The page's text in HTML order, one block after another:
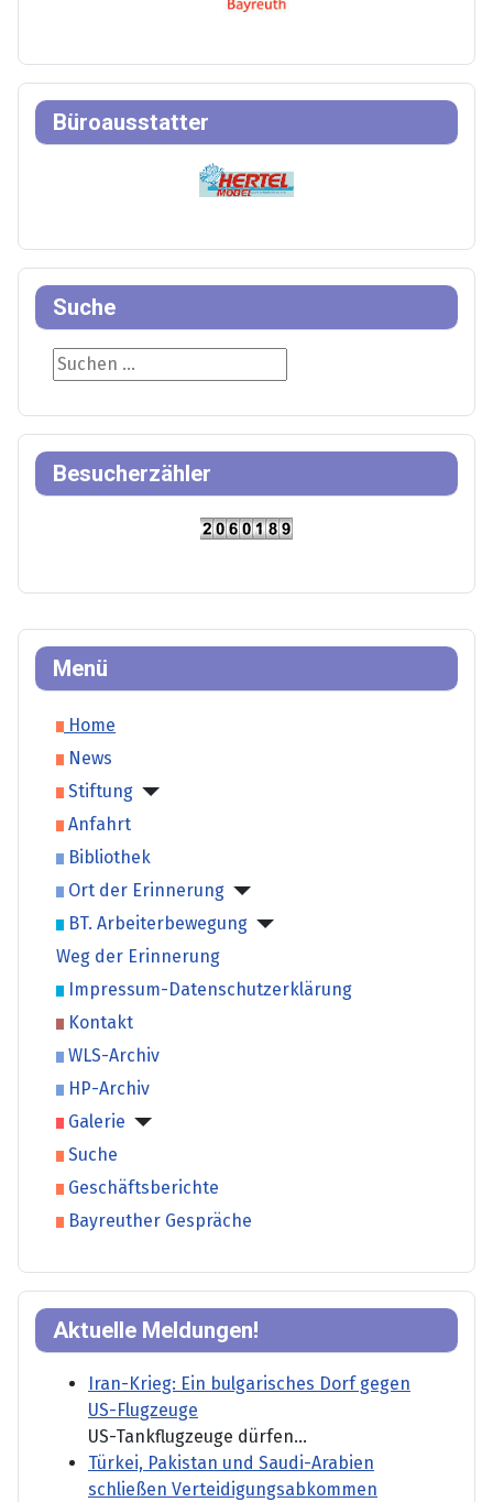
Menü
Home
News
Stiftung
Anfahrt
Bibliothek
Ort der Erinnerung
BT. Arbeiterbewegung
Weg der Erinnerung
Impressum-Datenschutzerklärung
Kontakt
WLS-Archiv
HP-Archiv
Galerie
Suche
Geschäftsberichte
Bayreuther Gespräche
Aktuelle Meldungen!
Iran-Krieg: Ein bulgarisches Dorf gegen
US-Flugzeuge
US-Tankflugzeuge dürfen...
Türkei, Pakistan und Saudi-Arabien
schließen Verteidigungsabkommen
Büroausstatter
Suche
Suche
Besucherzähler